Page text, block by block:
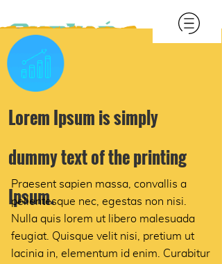
Lorem Ipsum is simply
dummy text of the printing
Ipsum.
Praesent sapien massa, convallis a
pellentesque nec, egestas non nisi.
Nulla quis lorem ut libero malesuada
feugiat. Quisque velit nisi, pretium ut
lacinia in, elementum id enim. Curabitur